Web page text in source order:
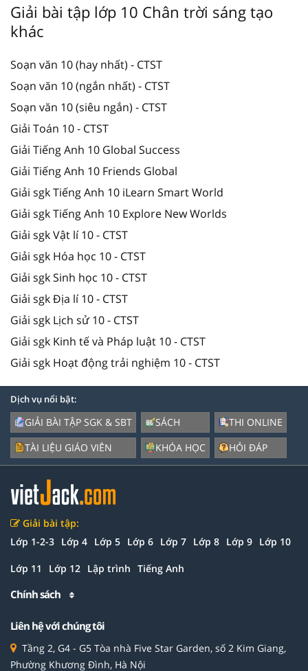
Giải bài tập lớp 10 Chân trời sáng tạo
khác
Soạn văn 10 (hay nhất) - CTST
Soạn văn 10 (ngắn nhất) - CTST
Soạn văn 10 (siêu ngắn) - CTST
Giải Toán 10 - CTST
Giải Tiếng Anh 10 Global Success
Giải Tiếng Anh 10 Friends Global
Giải sgk Tiếng Anh 10 iLearn Smart World
Giải sgk Tiếng Anh 10 Explore New Worlds
Giải sgk Vật lí 10 - CTST
Giải sgk Hóa học 10 - CTST
Giải sgk Sinh học 10 - CTST
Giải sgk Địa lí 10 - CTST
Giải sgk Lịch sử 10 - CTST
Giải sgk Kinh tế và Pháp luật 10 - CTST
Giải sgk Hoạt động trải nghiệm 10 - CTST
Dịch vụ nổi bật:
GIẢI BÀI TẬP SGK & SBT
TÀI LIỆU GIÁO VIÊN
SÁCH
KHÓA HỌC
THI ONLINE
HỎI ĐÁP
Giải bài tập:
Lớp 1-2-3 Lớp 4 Lớp 5 Lớp 6 Lớp 7 Lớp 8 Lớp 9 Lớp 10
Lớp 11 Lớp 12 Lập trình Tiếng Anh
Chính sách
Liên hệ với chúng tôi
Tầng 2, G4 - G5 Tòa nhà Five Star Garden, số 2 Kim Giang,
Phường Khương Đình, Hà Nội